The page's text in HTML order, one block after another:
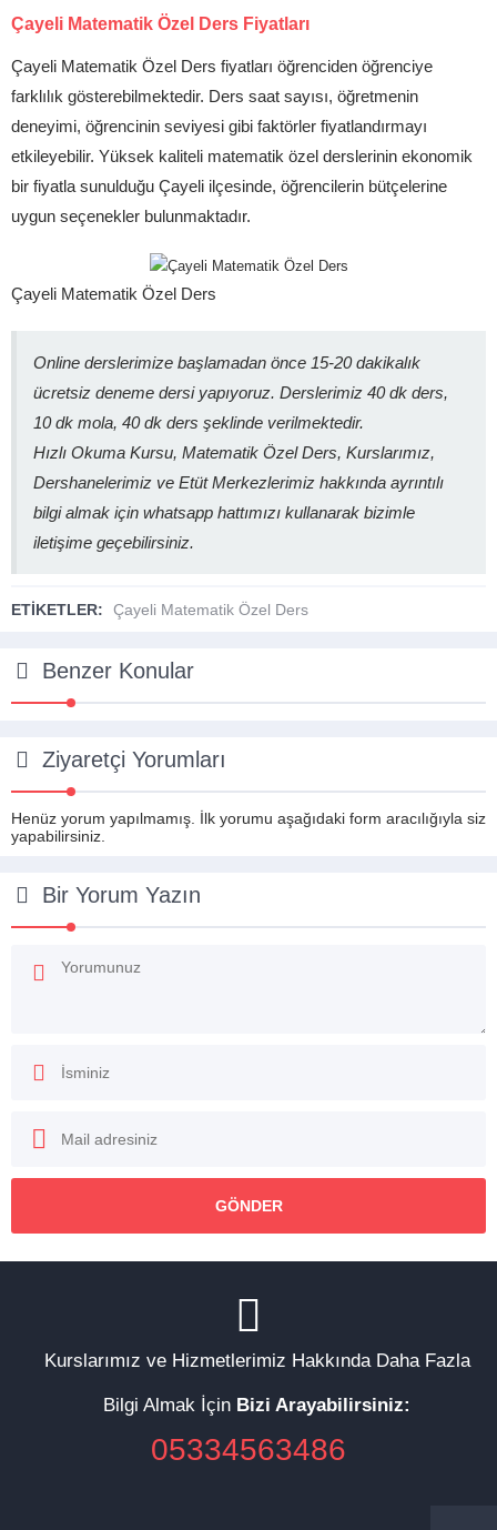
Çayeli Matematik Özel Ders Fiyatları
Çayeli Matematik Özel Ders fiyatları öğrenciden öğrenciye
farklılık gösterebilmektedir. Ders saat sayısı, öğretmenin
deneyimi, öğrencinin seviyesi gibi faktörler fiyatlandırmayı
etkileyebilir. Yüksek kaliteli matematik özel derslerinin ekonomik
bir fiyatla sunulduğu Çayeli ilçesinde, öğrencilerin bütçelerine
uygun seçenekler bulunmaktadır.
Çayeli Matematik Özel Ders
Online derslerimize başlamadan önce 15-20 dakikalık
ücretsiz deneme dersi yapıyoruz. Derslerimiz 40 dk ders,
10 dk mola, 40 dk ders şeklinde verilmektedir.
Hızlı Okuma Kursu, Matematik Özel Ders, Kurslarımız,
Dershanelerimiz ve Etüt Merkezlerimiz hakkında ayrıntılı
bilgi almak için whatsapp hattımızı kullanarak bizimle
iletişime geçebilirsiniz.
ETİKETLER: Çayeli Matematik Özel Ders
Benzer Konular
Ziyaretçi Yorumları
Henüz yorum yapılmamış. İlk yorumu aşağıdaki form aracılığıyla siz
yapabilirsiniz.
Bir Yorum Yazın
Kurslarımız ve Hizmetlerimiz Hakkında Daha Fazla
Bilgi Almak İçin Bizi Arayabilirsiniz:
05334563486